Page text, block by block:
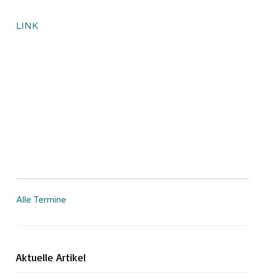
LINK
Alle Termine
Aktuelle Artikel